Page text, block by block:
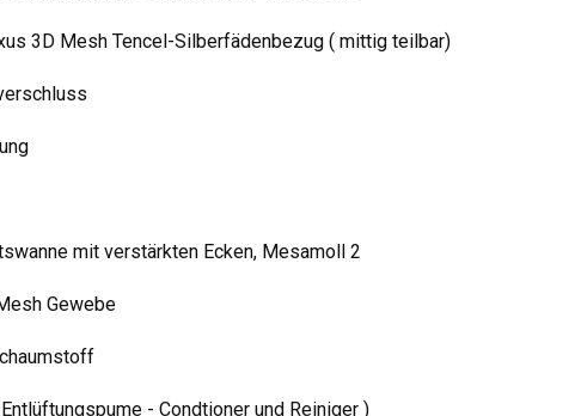
3D Mesh Tencel-Silberfädenbezug ( mittig teilbar)
mit verstärkten Ecken, Mesamoll 2
Gewebe
- Condtioner und Reiniger )